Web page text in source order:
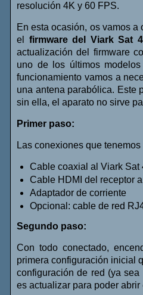
resolución 4K y 60 FPS.
En esta ocasión, os vamos
el firmware del Viark Sat
actualización del firmware
uno de los últimos
funcionamiento vamos a
una antena parabólica. Este
sin ella, el aparato no sirve
Primer paso:
Las conexiones que
Cable coaxial al Viark Sat
Cable HDMI del receptor
Adaptador de corriente
Opcional: cable de red
Segundo paso:
Con todo conectado,
primera configuración inicial
configuración de red (ya
es actualizar para poder